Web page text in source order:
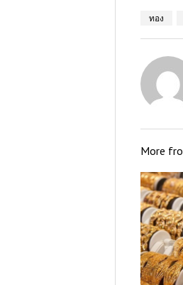
ทอง
More